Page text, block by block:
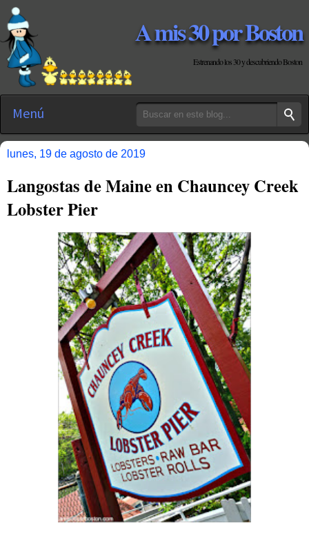
A mis 30 por Boston
Estrenando los 30 y descubriendo Boston
Menú
lunes, 19 de agosto de 2019
Langostas de Maine en Chauncey Creek
Lobster Pier